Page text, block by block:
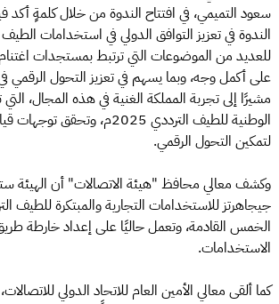
سعود التميمي، في افتتاح الندوة من خلال كلمةٍ
الندوة في تعزيز التوافق الدولي في استخدامات الطيف
للعديد من الموضوعات التي ترتبط بمستجدات
على أكمل وجه، وبما يسهم في تعزيز التحول الرقمي في
مشيرًا إلى تجربة المملكة الغنية في هذه المجال،
الوطنية للطيف الترددي 2025م،
لتمكين التحول الرقمي.
جيجاهرتز للاستخدامات التجارية والمبتكرة للطيف
الخمس القادمة، وتعمل حاليًا على إعداد خارطة
الاستخدامات.
كما ألقى معالي الأمين العام للاتحاد الدولي